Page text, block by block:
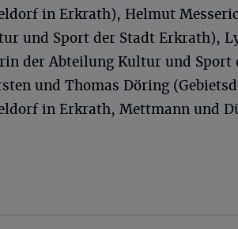
in Erkrath), Helmut
und Sport der Stadt Erkrath),
der Abteilung Kultur und Sport
und Thomas Döring
in Erkrath, Mettmann und